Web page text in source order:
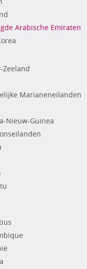
Arabische Emiraten
Zeeland
Marianeneilanden
Nieuw-Guinea